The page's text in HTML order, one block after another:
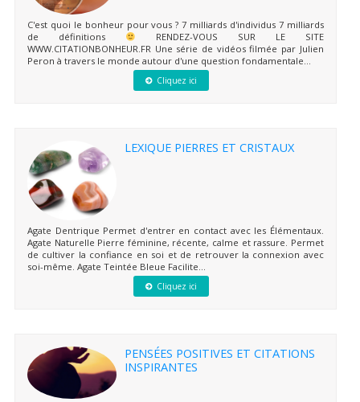
C'est quoi le bonheur pour vous ? 7 milliards d'individus 7 milliards
de définitions
RENDEZ-VOUS SUR LE SITE
WWW.CITATIONBONHEUR.FR Une série de vidéos filmée par Julien
Peron à travers le monde autour d'une question fondamentale...
Cliquez ici
LEXIQUE PIERRES ET CRISTAUX
Agate Dentrique Permet d'entrer en contact avec les Élémentaux.
Agate Naturelle Pierre féminine, récente, calme et rassure. Permet
de cultiver la confiance en soi et de retrouver la connexion avec
soi-même. Agate Teintée Bleue Facilite...
Cliquez ici
PENSÉES POSITIVES ET CITATIONS
INSPIRANTES